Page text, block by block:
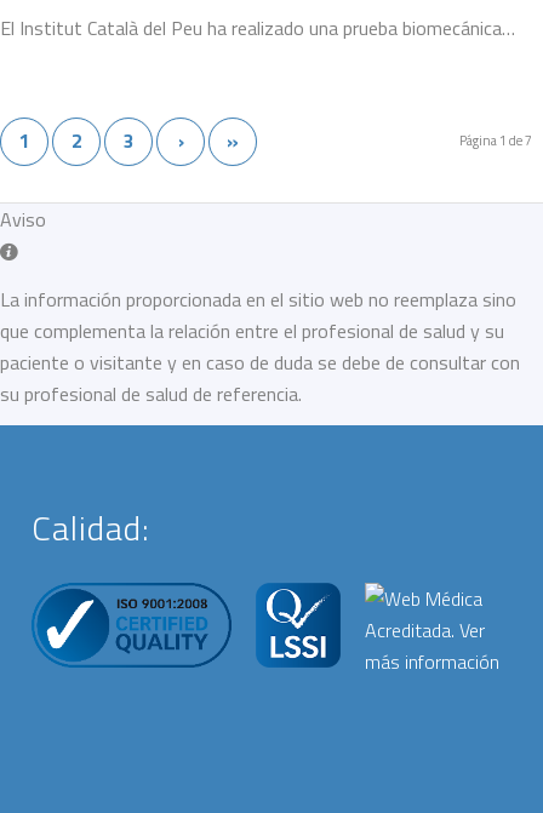
El Institut Català del Peu ha realizado una prueba biomecánica…
Página 1 de 7
1 2 3 › »
Aviso
La información proporcionada en el sitio web no reemplaza sino
que complementa la relación entre el profesional de salud y su
paciente o visitante y en caso de duda se debe de consultar con
su profesional de salud de referencia.
Calidad: